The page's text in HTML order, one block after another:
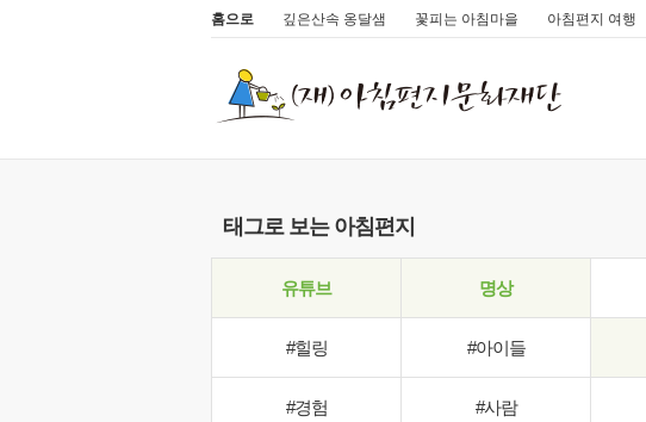
홈으로 깊은산속 옹달샘 꽃피는 아침마을 아침편지 여행
태그로 보는 아침편지
유튜브 명상
#힐링 #아이들
#경험 #사람